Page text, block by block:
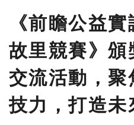
《前瞻公益
故里競賽》
交流活動，
技力，打造未